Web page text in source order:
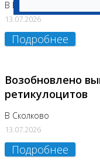
В Бутово
13.07.2026
Подробнее
Возобновлено
ретикулоцитов
В Сколково
13.07.2026
Подробнее